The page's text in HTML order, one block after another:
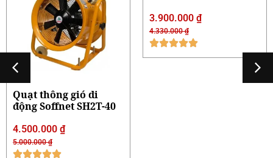
Quạt thông gió di
động Soffnet SH2T-40
5.000.000₫
4.500.000 ₫